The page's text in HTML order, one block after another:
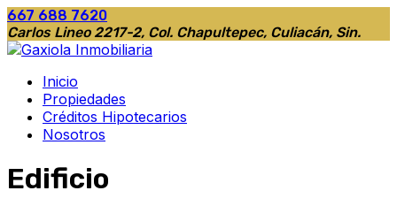
667 688 7620
Carlos Lineo 2217-2, Col. Chapultepec, Culiacán, Sin.
Inicio
Propiedades
Créditos Hipotecarios
Nosotros
Edificio